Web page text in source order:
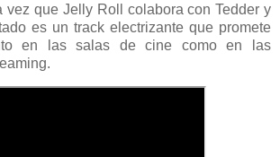
vez que Jelly Roll colabora con Tedder y
es un track electrizante que promete
en las salas de cine como en las